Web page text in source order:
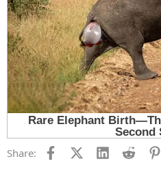
Share: FacebookX (Twitter)
LinkedInReddit